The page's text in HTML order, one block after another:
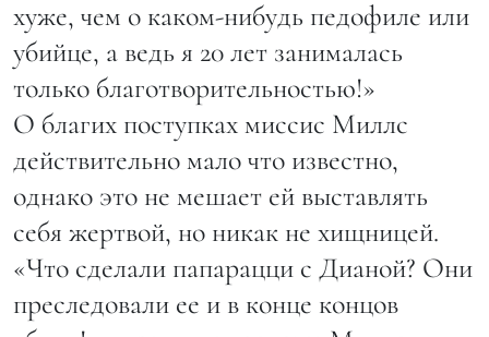
хуже, чем о каком-нибудь педофиле или
убийце, а ведь я 20 лет занималась
только благотворительностью!»
О благих поступках миссис Миллс
действительно мало что известно,
однако это не мешает ей выставлять
себя жертвой, но никак не хищницей.
«Что сделали папарацци с Дианой? Они
преследовали ее и в конце концов